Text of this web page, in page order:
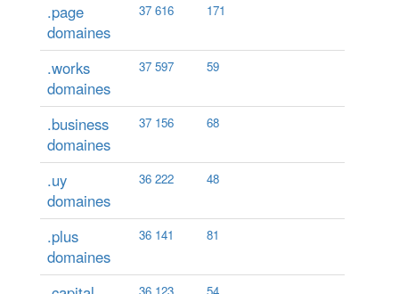
.page
domaines
37 616 171
.works
domaines
37 597 59
.business
domaines
37 156 68
.uy
domaines
36 222 48
.plus
domaines
36 141 81